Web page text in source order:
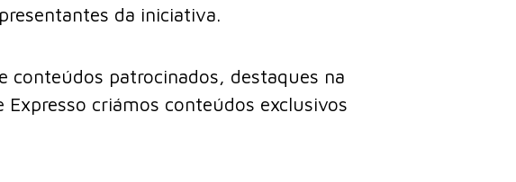
da iniciativa.
conteúdos patrocinados, destaques na
criámos conteúdos exclusivos